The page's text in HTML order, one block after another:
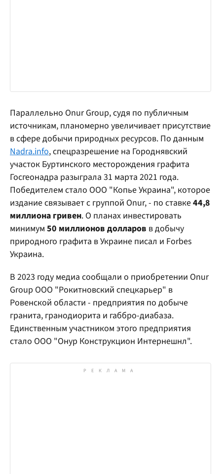
Параллельно Onur Group, судя по публичным
источникам, планомерно увеличивает присутствие
в сфере добычи природных ресурсов. По данным
Nadra.info, спецразрешение на Городнявский
участок Буртинского месторождения графита
Госгеонадра разыграла 31 марта 2021 года.
Победителем стало ООО "Копье Украина", которое
издание связывает с группой Onur, - по ставке44,8
миллиона гривен. О планах инвестировать
минимум 50 миллионов долларов в добычу
природного графита в Украине писал и Forbes
Украина.
В 2023 году медиа сообщали о приобретении Onur
Group ООО "Рокитновский спецкарьер" в
Ровенской области - предприятия по добыче
гранита, гранодиорита и габбро-диабаза.
Единственным участником этого предприятия
стало ООО "Онур Конструкцион Интернешнл".